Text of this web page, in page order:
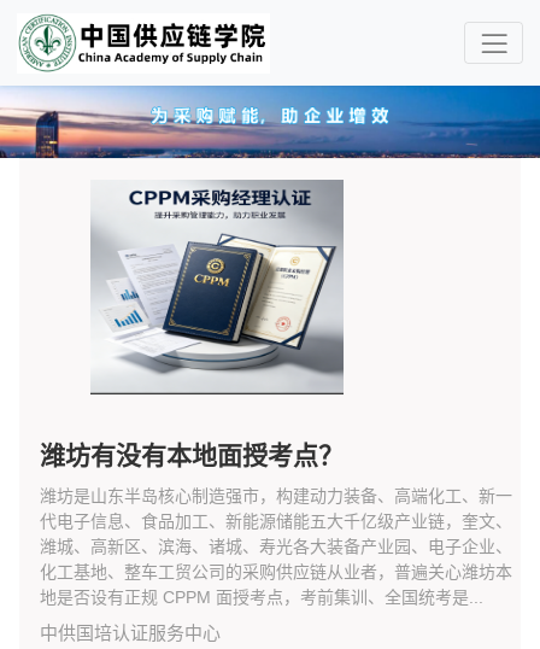
潍坊有没有本地面授考点？
潍坊是山东半岛核心制造强市，构建动力装备、高端化工、新一
代电子信息、食品加工、新能源储能五大千亿级产业链，奎文、
潍城、高新区、滨海、诸城、寿光各大装备产业园、电子企业、
化工基地、整车工贸公司的采购供应链从业者，普遍关心潍坊本
地是否设有正规 CPPM 面授考点，考前集训、全国统考是...
中供国培认证服务中心